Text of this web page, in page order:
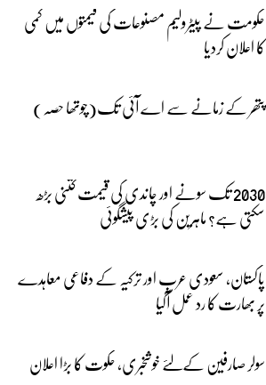
حکومت نے پیٹرولیم مصنوعات کی قیمتوں میں کمی
کا اعلان کردیا
پتھر کے زمانے سے اے آئی تک(چوتھا حصہ)
2030 تک سونے اور چاندی کی قیمت کتنی بڑھ
سکتی ہے؟ ماہرین کی بڑی پیشگوئی
پاکستان، سعودی عرب اور ترکیہ کے دفاعی معاہدے
پر بھارت کا رد عمل آگیا
سولر صارفین کےلئے خوشخبری، حکوت کا بڑا اعلان